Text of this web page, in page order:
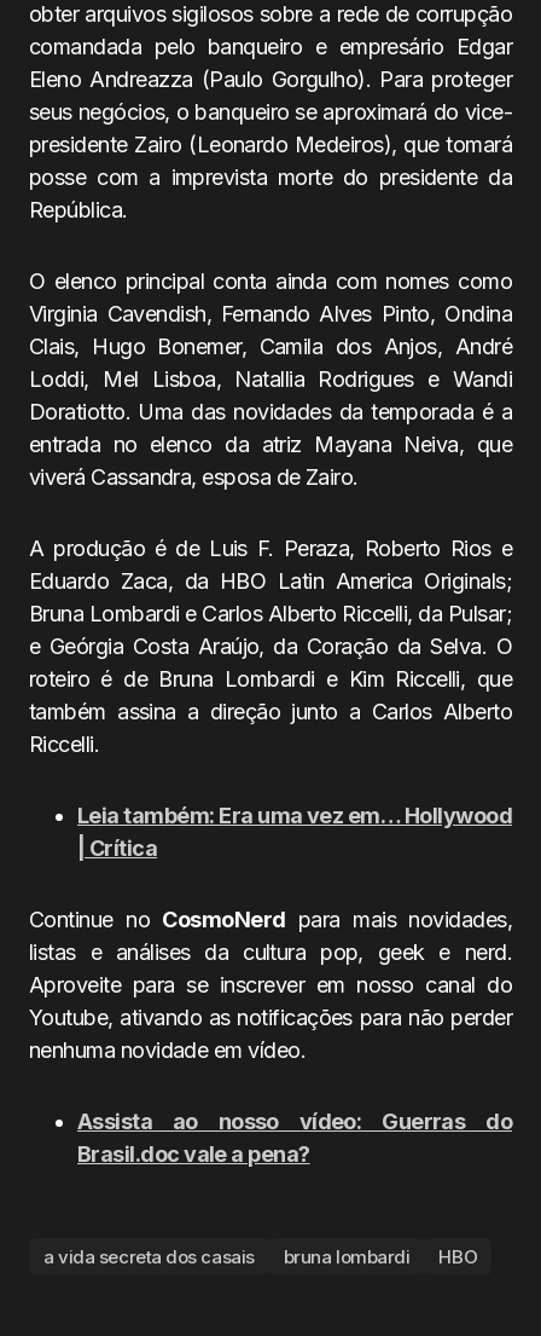
obter arquivos sigilosos sobre a rede de corrupção
comandada pelo banqueiro e empresário Edgar
Eleno Andreazza (Paulo Gorgulho). Para proteger
seus negócios, o banqueiro se aproximará do vice-
presidente Zairo (Leonardo Medeiros), que tomará
posse com a imprevista morte do presidente da
República.
O elenco principal conta ainda com nomes como
Virginia Cavendish, Fernando Alves Pinto, Ondina
Clais, Hugo Bonemer, Camila dos Anjos, André
Loddi, Mel Lisboa, Natallia Rodrigues e Wandi
Doratiotto. Uma das novidades da temporada é a
entrada no elenco da atriz Mayana Neiva, que
viverá Cassandra, esposa de Zairo.
A produção é de Luis F. Peraza, Roberto Rios e
Eduardo Zaca, da HBO Latin America Originals;
Bruna Lombardi e Carlos Alberto Riccelli, da Pulsar;
e Geórgia Costa Araújo, da Coração da Selva. O
roteiro é de Bruna Lombardi e Kim Riccelli, que
também assina a direção junto a Carlos Alberto
Riccelli.
Leia também: Era uma vez em… Hollywood
| Crítica
Continue no CosmoNerd para mais novidades,
listas e análises da cultura pop, geek e nerd.
Aproveite para se inscrever em nosso canal do
Youtube, ativando as notificações para não perder
nenhuma novidade em vídeo.
Assista ao nosso vídeo: Guerras do
Brasil.doc vale a pena?
a vida secreta dos casais bruna lombardi HBO